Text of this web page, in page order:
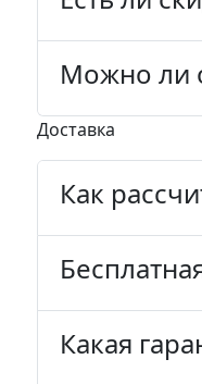
Можно ли
Доставка
Как
Какая